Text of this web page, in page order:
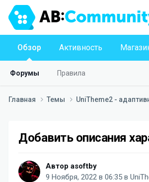
Обзор
Форумы Правила
Активность
Главная Темы UniTheme2 -
Добавить описания
Автор asoftby
9 Ноября, 2022 в 06:35 в